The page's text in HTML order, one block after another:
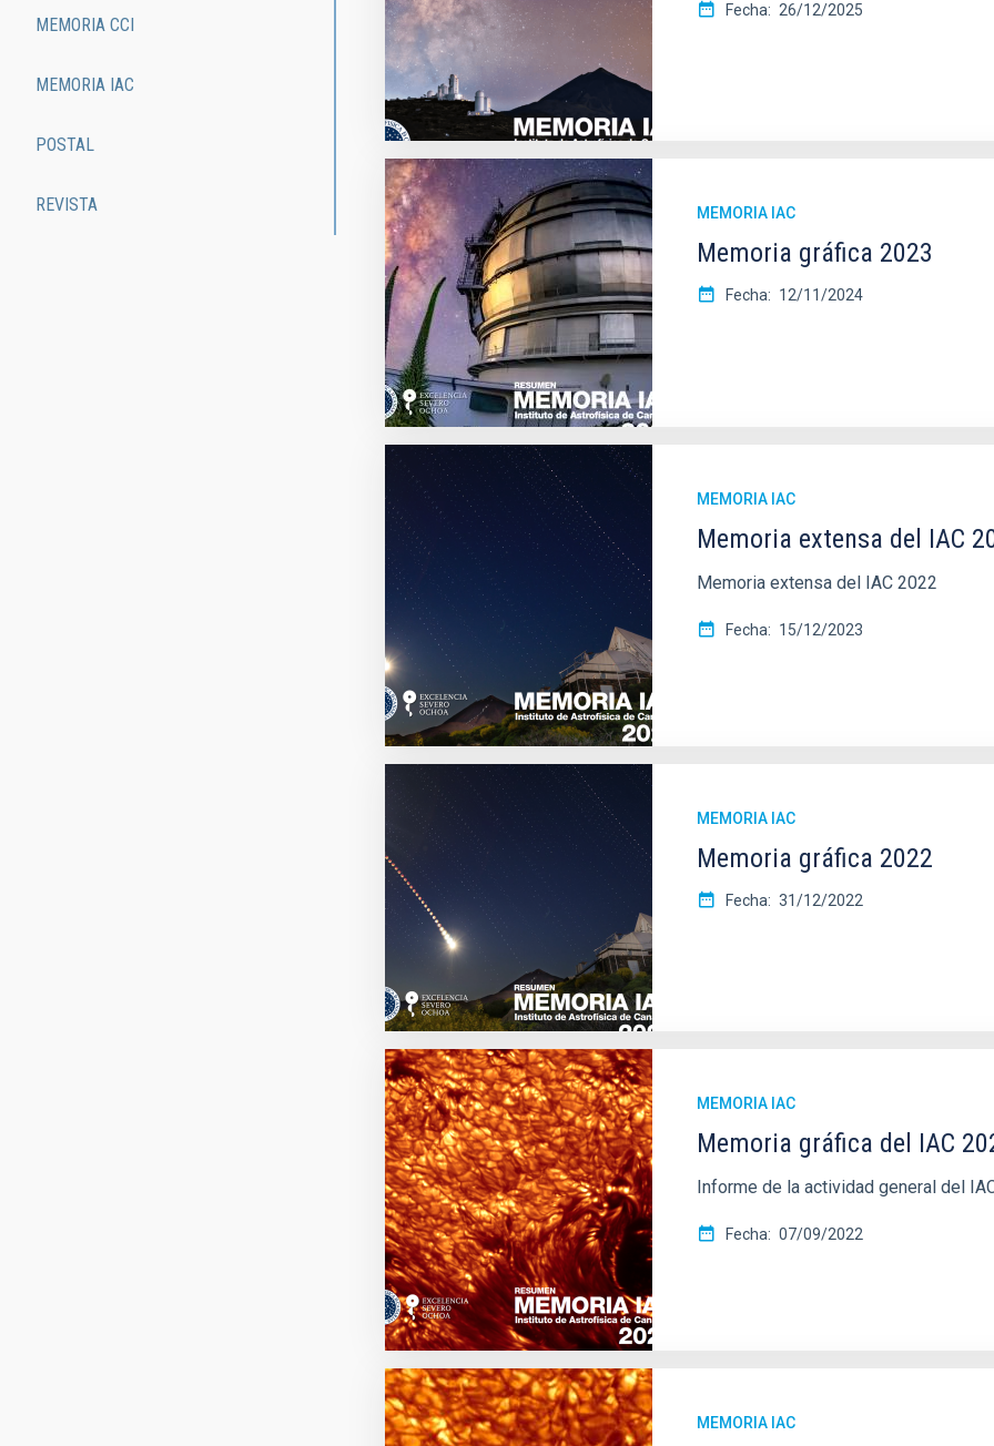
Fecha 26/12/2025
MEMORIA IAC
Memoria gráfica 2023
Fecha 12/11/2024
MEMORIA IAC
Memoria extensa del IAC
Memoria extensa del IAC 2022
Fecha 15/12/2023
MEMORIA IAC
Memoria gráfica 2022
Fecha 31/12/2022
MEMORIA IAC
Memoria gráfica del IAC
Informe de la actividad general del
Fecha 07/09/2022
MEMORIA IAC
MEMORIA CCI
MEMORIA IAC
POSTAL
REVISTA